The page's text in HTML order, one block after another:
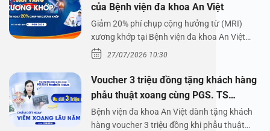
của Bệnh viện đa khoa An Việt
Giảm 20% phí chụp cộng hưởng từ (MRI)
xương khớp tại Bệnh viện đa khoa An Việt
Bệnh viện đa…
27/07/2026 10:30
Voucher 3 triệu đồng tặng khách hàng
phẫu thuật xoang cùng PGS. TS
Nguyễn Thị Hoài An
Bệnh viện đa khoa An Việt dành tặng khách
hàng voucher 3 triệu đồng khi phẫu thuật